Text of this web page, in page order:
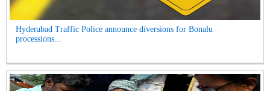
Hyderabad Traffic Police announce diversions for Bonalu
processions...